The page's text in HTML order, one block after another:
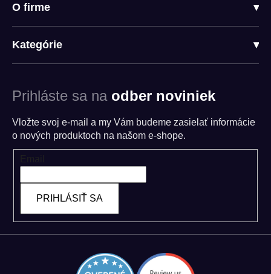
O firme ▾
Kategórie ▾
Prihláste sa na odber noviniek
Vložte svoj e-mail a my Vám budeme zasielať informácie
o nových produktoch na našom e-shope.
PRIHLÁSIŤ SA